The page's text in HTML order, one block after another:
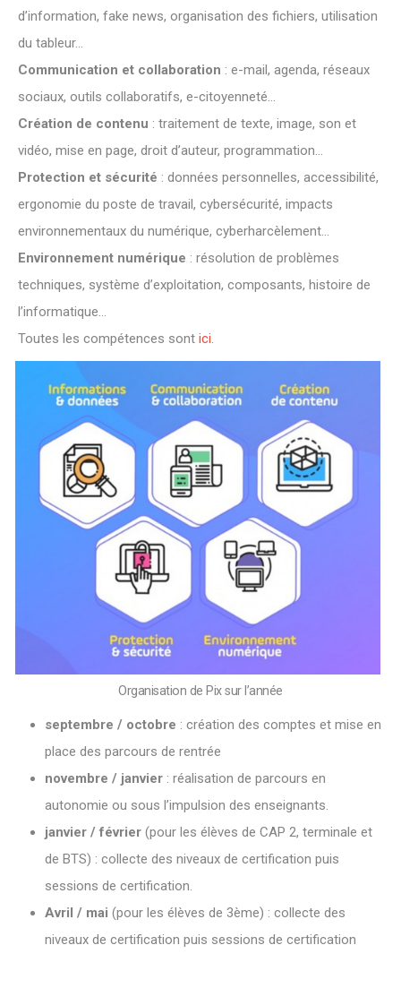
d’information, fake news, organisation des fichiers, utilisation
du tableur…
Communication et collaboration : e-mail, agenda, réseaux
sociaux, outils collaboratifs, e-citoyenneté…
Création de contenu : traitement de texte, image, son et
vidéo, mise en page, droit d’auteur, programmation…
Protection et sécurité : données personnelles, accessibilité,
ergonomie du poste de travail, cybersécurité, impacts
environnementaux du numérique, cyberharcèlement…
Environnement numérique : résolution de problèmes
techniques, système d’exploitation, composants, histoire de
l’informatique…
Toutes les compétences sont ici
Organisation de Pix sur l’année
septembre / octobre : création des comptes et mise en
place des parcours de rentrée
novembre / janvier : réalisation de parcours en
autonomie ou sous l’impulsion des enseignants.
janvier / février (pour les élèves de CAP 2, terminale et
de BTS) : collecte des niveaux de certification puis
sessions de certification.
Avril / mai (pour les élèves de 3ème) : collecte des
niveaux de certification puis sessions de certification